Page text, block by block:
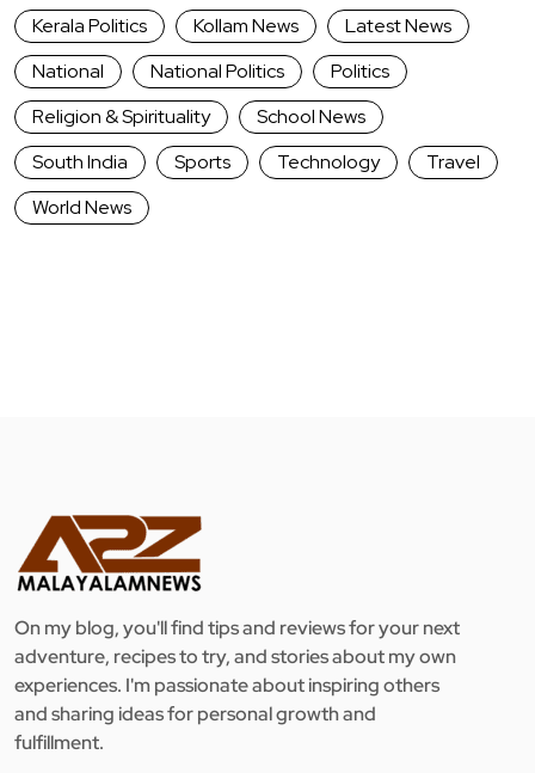
Kerala Politics
Kollam News
Latest News
National
National Politics
Politics
Religion & Spirituality
School News
South India
Sports Technology
Travel
World News
On my blog, you'll find tips and reviews for your next
adventure, recipes to try, and stories about my own
experiences. I'm passionate about inspiring others
and sharing ideas for personal growth and
fulfillment.